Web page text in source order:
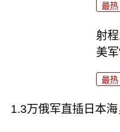
最热
射
美军
最热
1.3万俄军直插日本